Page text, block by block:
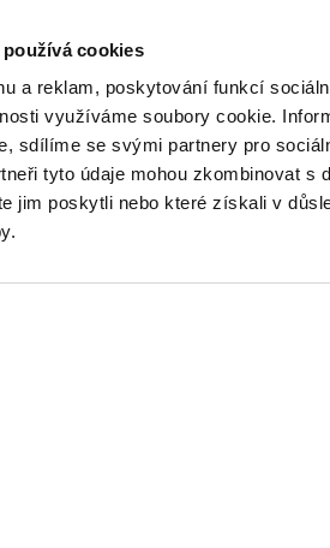
cookies
a reklam, poskytování funkcí
využíváme soubory cookie.
sdílíme se svými partnery pro
tyto údaje mohou zkombinovat s
jim poskytli nebo které získali v
Díky tomu dokáže zákazníkům
v podobě velmi výhodné nabídky
že je LAMA energy součástí skupiny
do jejíhož portfolia patří i těžební vrty
jižní Moravě, můžou se zákazníci
a spolehlivost tohoto tradičního
s třicetiletou historií.